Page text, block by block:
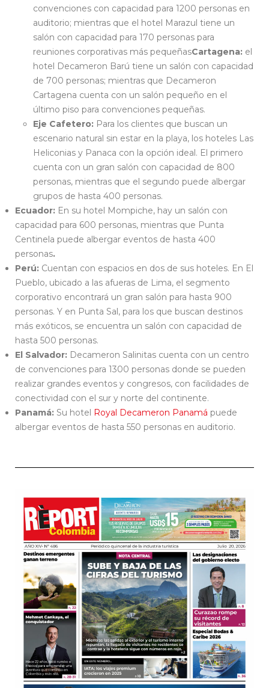
convenciones con capacidad para 1200 personas en
auditorio; mientras que el hotel Marazul tiene un
salón con capacidad para 170 personas para
reuniones corporativas más pequeñasCartagena: el
hotel Decameron Barú tiene un salón con capacidad
de 700 personas; mientras que Decameron
Cartagena cuenta con un salón pequeño en el
último piso para convenciones pequeñas.
Eje Cafetero: Para los clientes que buscan un
escenario natural sin estar en la playa, los hoteles Las
Heliconias y Panaca con la opción ideal. El primero
cuenta con un gran salón con capacidad de 800
personas, mientras que el segundo puede albergar
grupos de hasta 400 personas.
Ecuador: En su hotel Mompiche, hay un salón con
capacidad para 600 personas, mientras que Punta
Centinela puede albergar eventos de hasta 400
personas.
Perú: Cuentan con espacios en dos de sus hoteles. En El
Pueblo, ubicado a las afueras de Lima, el segmento
corporativo encontrará un gran salón para hasta 900
personas. Y en Punta Sal, para los que buscan destinos
más exóticos, se encuentra un salón con capacidad de
hasta 500 personas.
El Salvador: Decameron Salinitas cuenta con un centro
de convenciones para 1300 personas donde se pueden
realizar grandes eventos y congresos, con facilidades de
conectividad con el sur y norte del continente.
Panamá: Su hotel Royal Decameron Panamá puede
albergar eventos de hasta 550 personas en auditorio.